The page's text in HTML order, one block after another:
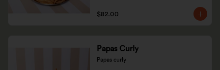
$82.00
Papas Curly
Papas curly